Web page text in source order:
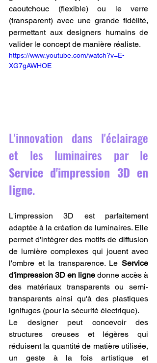
caoutchouc (flexible) ou le verre
(transparent) avec une grande fidélité,
permettant aux designers humains de
valider le concept de manière réaliste.
https://www.youtube.com/watch?v=E-
XG7gAWHOE
L'innovation dans l'éclairage
Service d'impression 3D en
ligne.
L'impression 3D est parfaitement
adaptée à la création de luminaires. Elle
permet d'intégrer des motifs de diffusion
de lumière complexes qui jouent avec
l'ombre et la transparence. Le Service
d'impression 3D en ligne donne accès à
des matériaux transparents ou semi-
transparents ainsi qu'à des plastiques
ignifuges (pour la sécurité électrique).
Le designer peut concevoir des
structures creuses et légères qui
réduisent la quantité de matière utilisée,
un geste à la fois artistique et